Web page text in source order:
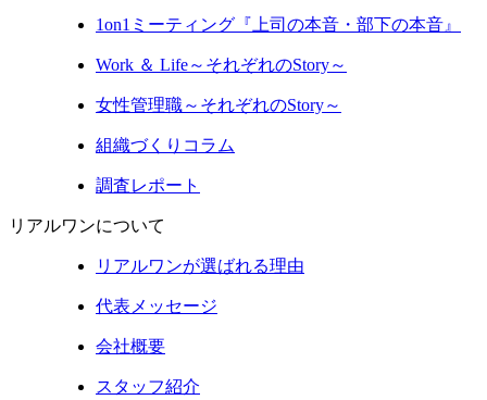
1on1ミーティング『上司の本音・部下の本音』
Work ＆ Life～それぞれのStory～
女性管理職～それぞれのStory～
組織づくりコラム
調査レポート
リアルワンについて
リアルワンが選ばれる理由
代表メッセージ
会社概要
スタッフ紹介